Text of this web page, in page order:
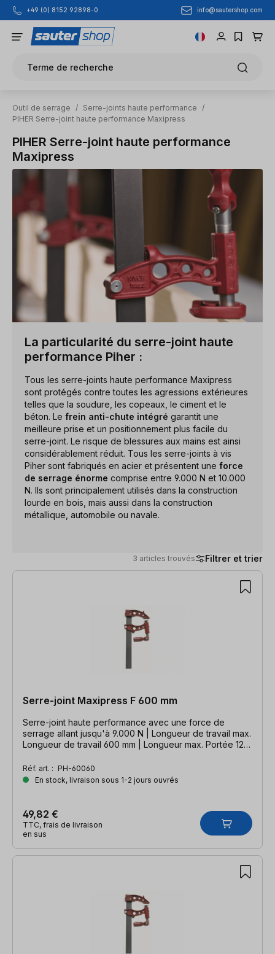
Passer au contenu principal
+49 (0) 8152 92898-0 info@sautershop.com
Terme de recherche
Outil de serrage / Serre-joints haute performance
/
PIHER Serre-joint haute performance Maxipress
PIHER Serre-joint haute performance
Maxipress
La particularité du serre-joint haute
performance Piher :
Tous les serre-joints haute performance Maxipress
sont protégés contre toutes les agressions extérieures
telles que la soudure, les copeaux, le ciment et le
béton. Le frein anti-chute intégré garantit une
meilleure prise et un positionnement plus facile du
serre-joint. Le risque de blessures aux mains est ainsi
considérablement réduit. Tous les serre-joints à vis
Piher sont fabriqués en acier et présentent une force
de serrage énorme comprise entre 9.000 N et 10.000
N. Ils sont principalement utilisés dans la construction
lourde en bois, mais aussi dans la construction
métallique, automobile ou navale.
3 articles trouvés Filtrer et trier
3 articles trouvés
Serre-joint Maxipress F 600 mm
Serre-joint haute performance avec une force de
serrage allant jusqu'à 9.000 N | Longueur de travail max.
Longueur de travail 600 mm | Longueur max. Portée 120
domaines d'application
Réf. art. : PH-60060
En stock, livraison sous 1-2 jours ouvrés
49,82 €
TTC, frais de livraison
en sus